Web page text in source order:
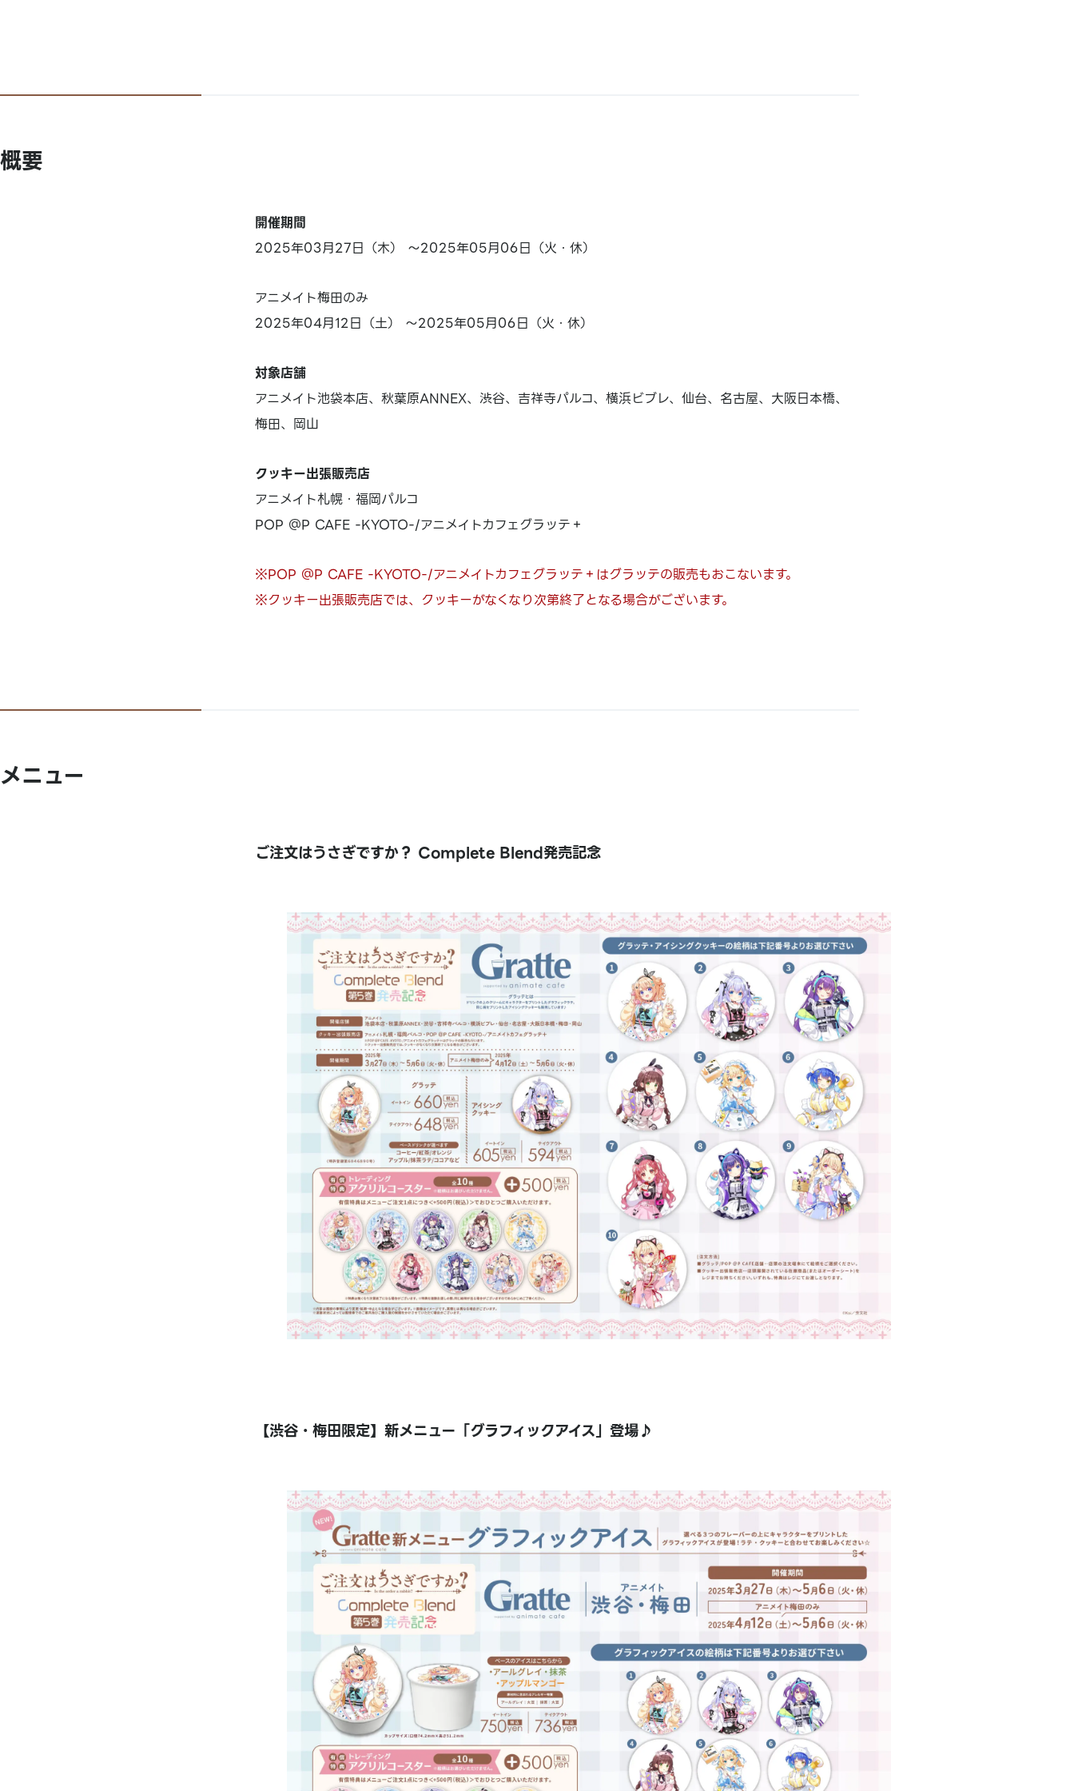
概要
開催期間
2025年03月27日（木） ～2025年05月06日（火・休）
アニメイト梅田のみ
2025年04月12日（土） ～2025年05月06日（火・休）
対象店舗
アニメイト池袋本店、秋葉原ANNEX、渋谷、吉祥寺パルコ、横浜ビブレ、仙台、名古屋、大阪日本橋、
梅田、岡山
クッキー出張販売店
アニメイト札幌・福岡パルコ
POP ＠P CAFE -KYOTO-/アニメイトカフェグラッテ＋
※POP ＠P CAFE -KYOTO-/アニメイトカフェグラッテ＋はグラッテの販売もおこないます。
※クッキー出張販売店では、クッキーがなくなり次第終了となる場合がございます。
メニュー
ご注文はうさぎですか？ Complete Blend発売記念
【渋谷・梅田限定】新メニュー「グラフィックアイス」登場♪